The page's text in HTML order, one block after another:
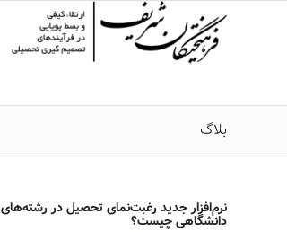
بلاگ
نرم‌افزار جدید رغبت‌نمای تحصیل در رشته‌های
دانشگاهی چیست؟